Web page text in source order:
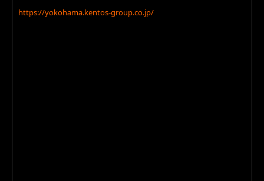
https://yokohama.kentos-group.co.jp/